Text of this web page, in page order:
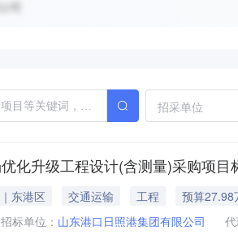
招采单位
化升级工程设计(含测量)采购项目
东港区 交通运输 工程
预算27.98
招标单位： 山东港口日照港集团有限公司